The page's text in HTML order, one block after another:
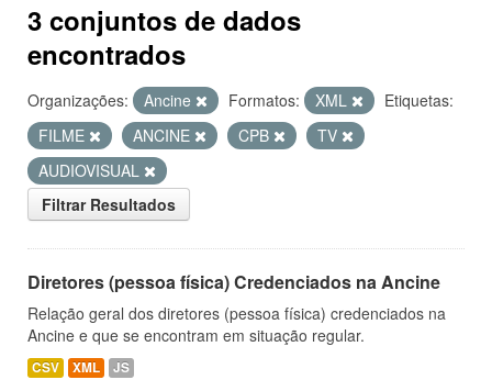
3 conjuntos de dados
encontrados
Organizações: Ancine Formatos: XML
Etiquetas:
FILME
ANCINE CPB
TV
AUDIOVISUAL
Filtrar Resultados
Diretores (pessoa física) Credenciados na Ancine
Relação geral dos diretores (pessoa física) credenciados na
Ancine e que se encontram em situação regular.
CSV XML JS